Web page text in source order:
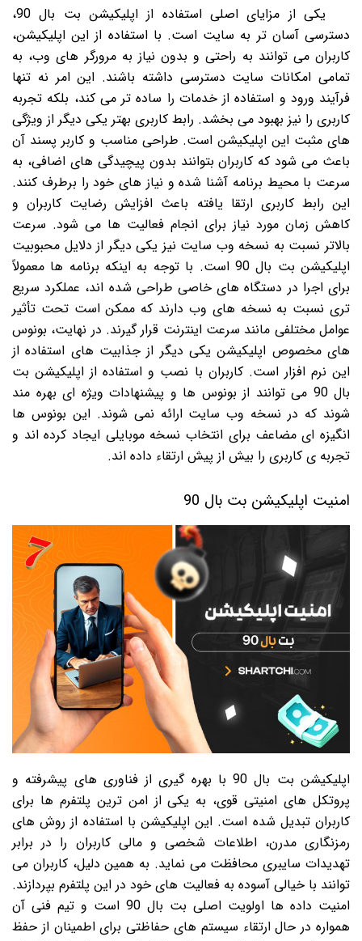
یکی از مزایای اصلی استفاده از اپلیکیشن بت بال 90،
دسترسی آسان تر به سایت است. با استفاده از این اپلیکیشن،
کاربران می توانند به راحتی و بدون نیاز به مرورگر های وب، به
تمامی امکانات سایت دسترسی داشته باشند. این امر نه تنها
فرآیند ورود و استفاده از خدمات را ساده تر می کند، بلکه تجربه
کاربری را نیز بهبود می بخشد. رابط کاربری بهتر یکی دیگر از ویژگی
های مثبت این اپلیکیشن است. طراحی مناسب و کاربر پسند آن
باعث می شود که کاربران بتوانند بدون پیچیدگی های اضافی، به
سرعت با محیط برنامه آشنا شده و نیاز های خود را برطرف کنند.
این رابط کاربری ارتقا یافته باعث افزایش رضایت کاربران و
کاهش زمان مورد نیاز برای انجام فعالیت ها می شود. سرعت
بالاتر نسبت به نسخه وب سایت نیز یکی دیگر از دلایل محبوبیت
اپلیکیشن بت بال 90 است. با توجه به اینکه برنامه ها معمولاً
برای اجرا در دستگاه های خاصی طراحی شده اند، عملکرد سریع
تری نسبت به نسخه های وب دارند که ممکن است تحت تأثیر
عوامل مختلفی مانند سرعت اینترنت قرار گیرند. در نهایت، بونوس
های مخصوص اپلیکیشن یکی دیگر از جذابیت های استفاده از
این نرم افزار است. کاربران با نصب و استفاده از اپلیکیشن بت
بال 90 می توانند از بونوس ها و پیشنهادات ویژه ای بهره مند
شوند که در نسخه وب سایت ارائه نمی شوند. این بونوس ها
انگیزه ای مضاعف برای انتخاب نسخه موبایلی ایجاد کرده اند و
تجربه ی کاربری را بیش از پیش ارتقاء داده اند.
امنیت اپلیکیشن بت بال 90
اپلیکیشن بت بال 90 با بهره گیری از فناوری های پیشرفته و
پروتکل های امنیتی قوی، به یکی از امن ترین پلتفرم ها برای
کاربران تبدیل شده است. این اپلیکیشن با استفاده از روش های
رمزنگاری مدرن، اطلاعات شخصی و مالی کاربران را در برابر
تهدیدات سایبری محافظت می نماید. به همین دلیل، کاربران می
توانند با خیالی آسوده به فعالیت های خود در این پلتفرم بپردازند.
امنیت داده ها اولویت اصلی بت بال 90 است و تیم فنی آن
همواره در حال ارتقاء سیستم های حفاظتی برای اطمینان از حفظ